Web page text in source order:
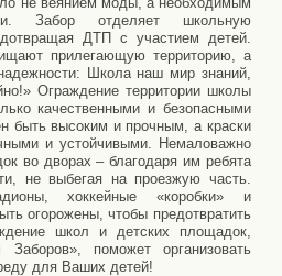
Забор отделяет школьную
ДТП с участием детей.
прилегающую территорию, а
Школа наш мир знаний,
Ограждение территории школы
качественными и безопасными
быть высоким и прочным, а краски
и устойчивыми. Немаловажно
во дворах – благодаря им ребята
не выбегая на проезжую часть.
хоккейные «коробки» и
огорожены, чтобы предотвратить
школ и детских площадок,
поможет организовать
для Ваших детей!